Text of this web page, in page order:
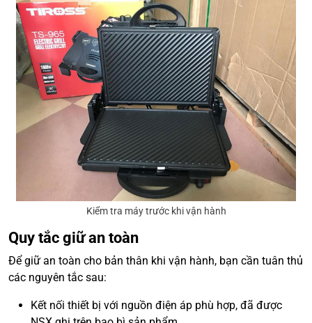
Kiểm tra máy trước khi vận hành
Quy tắc giữ an toàn
Để giữ an toàn cho bản thân khi vận hành, bạn cần tuân thủ
các nguyên tắc sau:
Kết nối thiết bị với nguồn điện áp phù hợp, đã được